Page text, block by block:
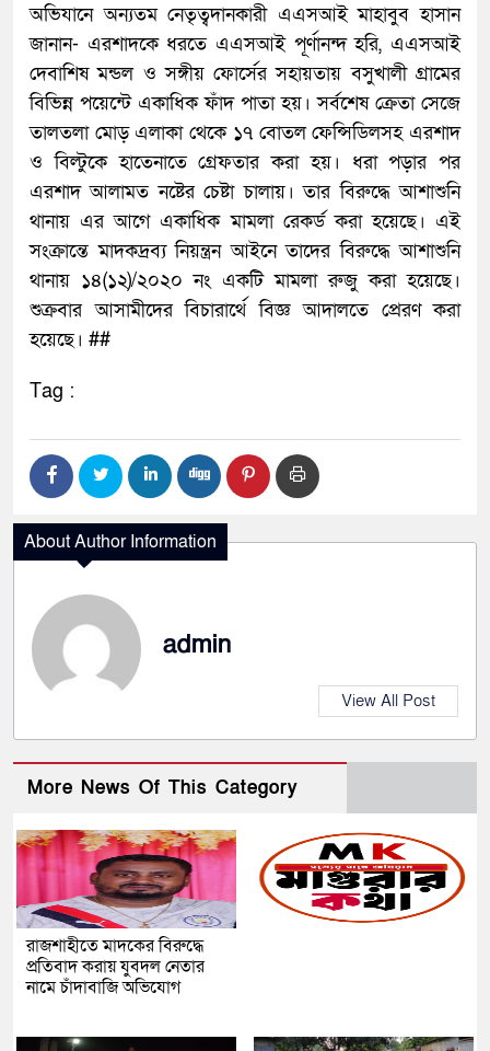
অভিযানে অন্যতম নেতৃত্বদানকারী এএসআই মাহাবুব হাসান
জানান- এরশাদকে ধরতে এএসআই পূর্ণানন্দ হরি, এএসআই
দেবাশিষ মন্ডল ও সঙ্গীয় ফোর্সের সহায়তায় বসুখালী গ্রামের
বিভিন্ন পয়েন্টে একাধিক ফঁাদ পাতা হয়। সর্বশেষ ক্রেতা সেজে
তালতলা মোড় এলাকা থেকে ১৭ বোতল ফেন্সিডিলসহ এরশাদ
ও বিল্টুকে হাতেনাতে গ্রেফতার করা হয়। ধরা পড়ার পর
এরশাদ আলামত নষ্টের চেষ্টা চালায়। তার বিরুদ্ধে আশাশুনি
থানায় এর আগে একাধিক মামলা রেকর্ড করা হয়েছে। এই
সংক্রান্তে মাদকদ্রব্য নিয়ন্ত্রন আইনে তাদের বিরুদ্ধে আশাশুনি
থানায় ১৪(১২)/২০২০ নং একটি মামলা রুজু করা হয়েছে।
শুক্রবার আসামীদের বিচারার্থে বিজ্ঞ আদালতে প্রেরণ করা
হয়েছে। ##
Tag :
About Author Information
admin
View All Post
More News Of This Category
রাজশাহীতে মাদকের বিরুদ্ধে
প্রতিবাদ করায় যুবদল নেতার
নামে চাঁদাবাজি অভিযোগ